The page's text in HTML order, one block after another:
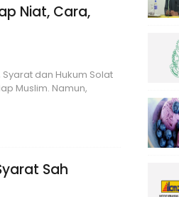
Niat, Cara,
dan Hukum Solat
Muslim. Namun,
Sah